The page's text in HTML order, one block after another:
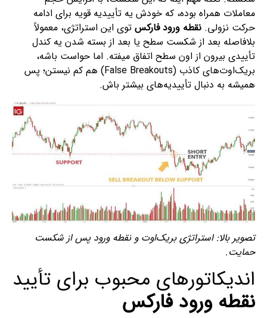
معاملات همراه بوده، که خودش یه تأییدیه قویه برای ادامه
حرکت نزولی. نقطه ورود فارکس توی این استراتژی، معمولاً
بلافاصله بعد از شکست سطح یا بعد از بسته شدن یه کندل
تأییدی بیرون از اون سطح اتفاق میفته. اما حواست باشه،
بریک‌اوت‌های کاذب (False Breakouts) هم کم نیستن؛ پس
همیشه به دنبال تأییدیه‌های بیشتر باش.
تصویر بالا: استراتژی بریک‌اوت و نقطه ورود پس از شکست
حمایت.
اندیکاتورهای محبوب برای تأیید
نقطه ورود فارکس